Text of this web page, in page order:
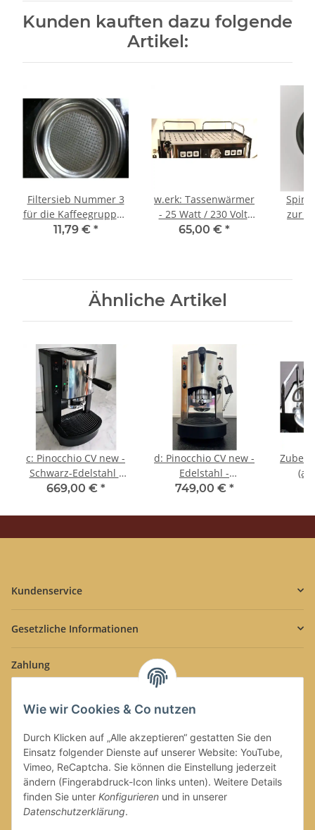
Wie wir Cookies & Co nutzen
Durch Klicken auf „Alle akzeptieren“ gestatten Sie den
Einsatz folgender Dienste auf unserer Website: YouTube,
Vimeo, ReCaptcha. Sie können die Einstellung jederzeit
ändern (Fingerabdruck-Icon links unten). Weitere Details
finden Sie unter Konfigurieren und in unserer
Datenschutzerklärung.
Kunden kauften dazu folgende
Artikel:
Filtersieb Nummer 3
für die Kaffeegruppe -
Lungo - 413 Löcher -
11,79 € *
w.erk: Tassenwärmer
- 25 Watt / 230 Volt:
Optional zu jeder
65,00 € *
zur
Ähnliche Artikel
c: Pinocchio CV new -
Schwarz-Edelstahl -
Tassengestell aus
Spinel
669,00 € *
d: Pinocchio CV new -
Edelstahl -
Tassengestell aus
Spinel
749,00 € *
Kundenservice
Gesetzliche Informationen
Zahlung
Versand